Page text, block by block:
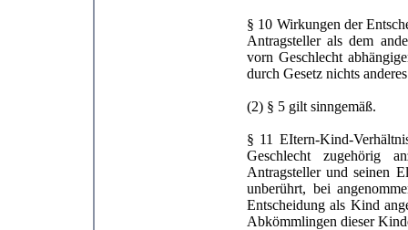
§ 10 Wirkungen der
Antragsteller als dem
vorn Geschlecht
durch Gesetz nichts
(2) § 5 gilt sinngemäß.
§ 11 EItern-Kind-
Geschlecht zugehörig
Antragsteller und seinen
unberührt, bei
Entscheidung als Kind
Abkömmlingen dieser